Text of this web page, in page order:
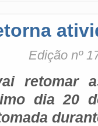
Edição nº
retomar
dia 20